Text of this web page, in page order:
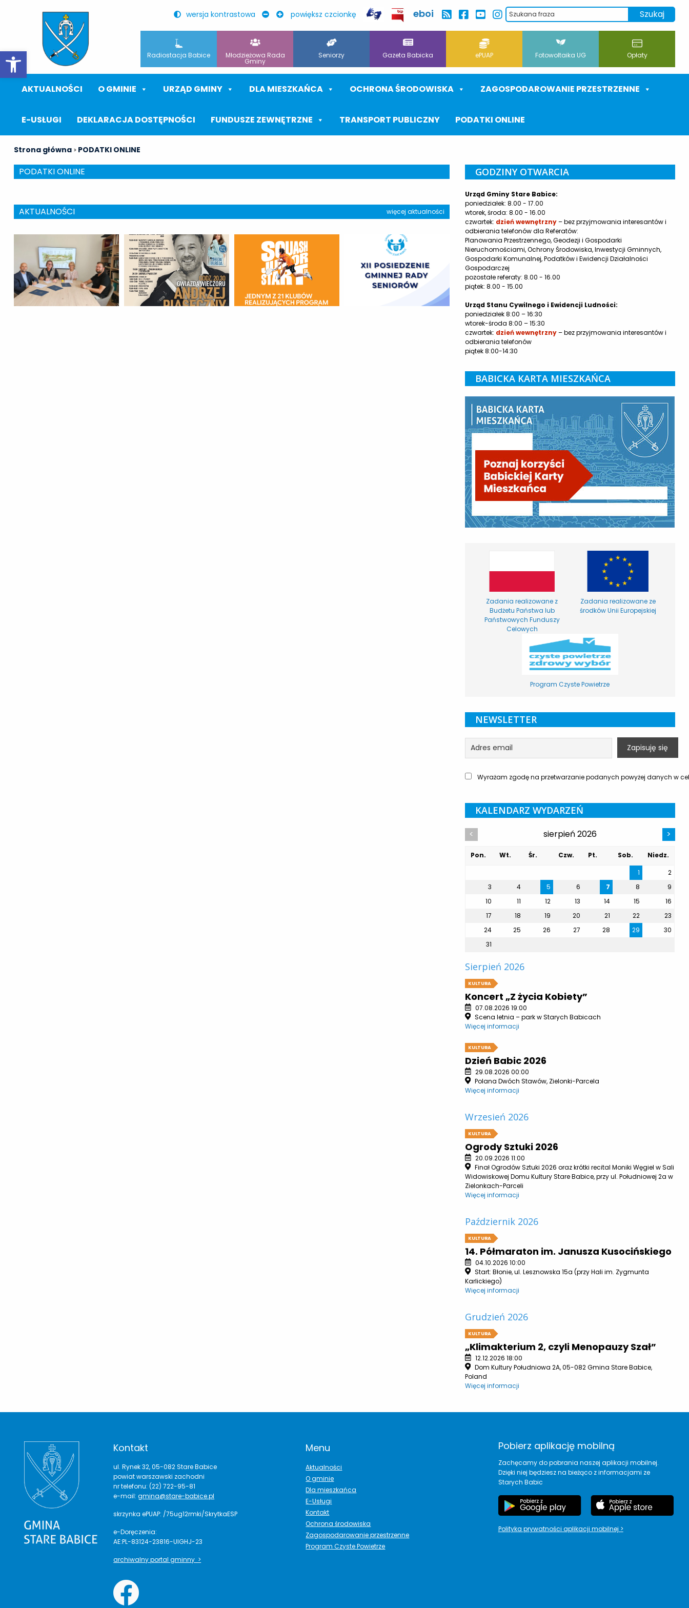
Otwórz pasek narzędzi
wersja kontrastowa powiększ czcionkę eboi
Radiostacja Babice Młodzieżowa Rada
Gminy
Seniorzy Gazeta Babicka ePUAP Fotowoltaika UG Opłaty
AKTUALNOŚCI O GMINIE URZĄD GMINY DLA MIESZKAŃCA OCHRONA ŚRODOWISKA ZAGOSPODAROWANIE PRZESTRZENNE
E-USŁUGI DEKLARACJA DOSTĘPNOŚCI FUNDUSZE ZEWNĘTRZNE TRANSPORT PUBLICZNY PODATKI ONLINE
Strona główna > PODATKI ONLINE
PODATKI ONLINE
AKTUALNOŚCI więcej aktualności
GODZINY OTWARCIA
Urząd Gminy Stare Babice:
poniedziałek: 8.00 - 17.00
wtorek, środa: 8.00 - 16.00
czwartek: dzień wewnętrzny– bez przyjmowania interesantów i
odbierania telefonów dla Referatów:
Planowania Przestrzennego, Geodezji i Gospodarki
Nieruchomościami, Ochrony Środowiska, Inwestycji Gminnych,
Gospodarki Komunalnej, Podatków i Ewidencji Działalności
Gospodarczej
pozostałe referaty: 8.00 - 16.00
piątek: 8.00 - 15.00
Urząd Stanu Cywilnego i Ewidencji Ludności:
poniedziałek 8:00 – 16:30
wtorek-środa 8:00 – 15:30
czwartek: dzień wewnętrzny– bez przyjmowania interesantów i
odbierania telefonów
piątek 8:00-14:30
BABICKA KARTA MIESZKAŃCA
Zadania realizowane z
Budżetu Państwa lub
Państwowych Funduszy
Celowych
Zadania realizowane ze
środków Unii Europejskiej
Program Czyste Powietrze
NEWSLETTER
Wyrażam zgodę na przetwarzanie podanych powyżej danych w
KALENDARZ WYDARZEŃ
< sierpień 2026 >
Pon. Wt. Śr. Czw. Pt. Sob.
Niedz.
1
2
3
4 5 6 7 8
9
10
11 12 13 14 15
16
17
18 19 20 21 22
23
24
25 26 27 28 29
30
31
Sierpień 2026
KULTURA
Koncert „Z życia Kobiety”
07.08.2026 19:00
Scena letnia – park w Starych Babicach
Więcej informacji
KULTURA
Dzień Babic 2026
29.08.2026 00:00
Polana Dwóch Stawów, Zielonki-Parcela
Więcej informacji
Wrzesień 2026
KULTURA
Ogrody Sztuki 2026
20.09.2026 11:00
Finał Ogrodów Sztuki 2026 oraz krótki recital Moniki Węgiel w Sali
Widowiskowej Domu Kultury Stare Babice, przy ul. Południowej 2a w
Zielonkach-Parceli
Więcej informacji
Październik 2026
KULTURA
14. Półmaraton im. Janusza Kusocińskiego
04.10.2026 10:00
Start: Błonie, ul. Lesznowska 15a (przy Hali im. Zygmunta
Karlickiego)
Więcej informacji
Grudzień 2026
KULTURA
„Klimakterium 2, czyli Menopauzy Szał”
12.12.2026 18:00
Dom Kultury Południowa 2A, 05-082 Gmina Stare Babice,
Poland
Więcej informacji
Kontakt
ul. Rynek 32, 05-082 Stare Babice
powiat warszawski zachodni
nr telefonu: (22) 722-95-81
e-mail:gmina@stare-babice.pl
skrzynka ePUAP: /75ug12rmki/SkrytkaESP
e-Doręczenia:
AE:PL-83124-23816-UIGHJ-23
archiwalny portal gminny >
Menu
Aktualności
O gminie
Dla mieszkańca
E-Usługi
Kontakt
Ochrona środowiska
Zagospodarowanie przestrzenne
Program Czyste Powietrze
Pobierz aplikację mobilną
Zachęcamy do pobrania naszej aplikacji mobilnej.
Dzięki niej będziesz na bieżąco z informacjami ze
Starych Babic
Polityka prywatności aplikacji mobilnej >